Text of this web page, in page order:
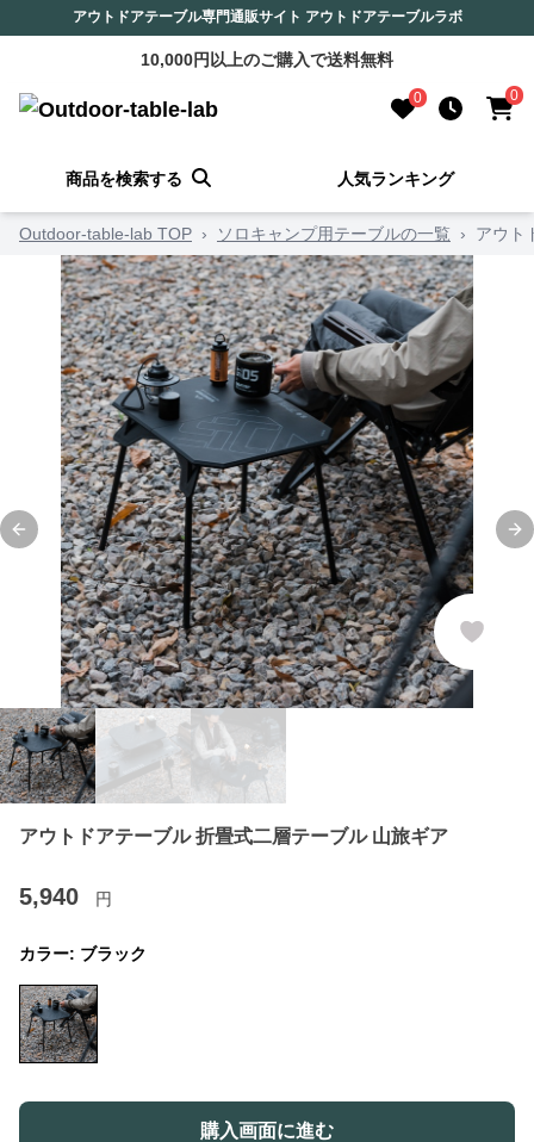
アウトドアテーブル専門通販サイト アウトドアテーブルラボ
10,000円以上のご購入で送料無料
0 0
商品を検索する 人気ランキング
Outdoor-table-lab TOP › ソロキャンプ用テーブルの一覧 › アウト
Previous slide
アウトドアテーブル 折畳式二層テーブル 山旅ギア
5,940 円
カラー: ブラック
購入画面に進む